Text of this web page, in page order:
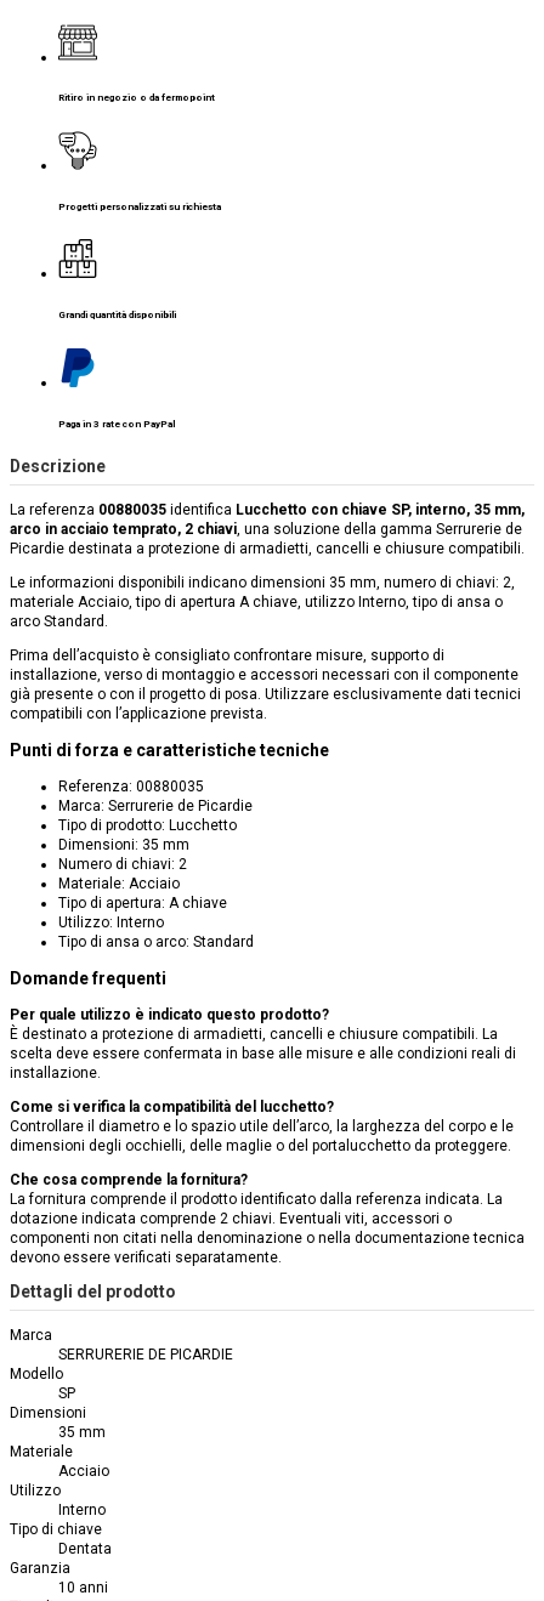
Ritiro in negozio o da fermopoint
Progetti personalizzati su richiesta
Grandi quantità disponibili
Paga in 3 rate con PayPal
Descrizione
La referenza 00880035 identifica Lucchetto con chiave SP, interno, 35 mm,
arco in acciaio temprato, 2 chiavi, una soluzione della gamma Serrurerie de
Picardie destinata a protezione di armadietti, cancelli e chiusure compatibili.
Le informazioni disponibili indicano dimensioni 35 mm, numero di chiavi: 2,
materiale Acciaio, tipo di apertura A chiave, utilizzo Interno, tipo di ansa o
arco Standard.
Prima dell’acquisto è consigliato confrontare misure, supporto di
installazione, verso di montaggio e accessori necessari con il componente
già presente o con il progetto di posa. Utilizzare esclusivamente dati tecnici
compatibili con l’applicazione prevista.
Punti di forza e caratteristiche tecniche
Referenza: 00880035
Marca: Serrurerie de Picardie
Tipo di prodotto: Lucchetto
Dimensioni: 35 mm
Numero di chiavi: 2
Materiale: Acciaio
Tipo di apertura: A chiave
Utilizzo: Interno
Tipo di ansa o arco: Standard
Domande frequenti
Per quale utilizzo è indicato questo prodotto?
È destinato a protezione di armadietti, cancelli e chiusure compatibili. La
scelta deve essere confermata in base alle misure e alle condizioni reali di
installazione.
Come si verifica la compatibilità del lucchetto?
Controllare il diametro e lo spazio utile dell’arco, la larghezza del corpo e le
dimensioni degli occhielli, delle maglie o del portalucchetto da proteggere.
Che cosa comprende la fornitura?
La fornitura comprende il prodotto identificato dalla referenza indicata. La
dotazione indicata comprende 2 chiavi. Eventuali viti, accessori o
componenti non citati nella denominazione o nella documentazione tecnica
devono essere verificati separatamente.
Dettagli del prodotto
Marca
SERRURERIE DE PICARDIE
Modello
SP
Dimensioni
35 mm
Materiale
Acciaio
Utilizzo
Interno
Tipo di chiave
Dentata
Garanzia
10 anni